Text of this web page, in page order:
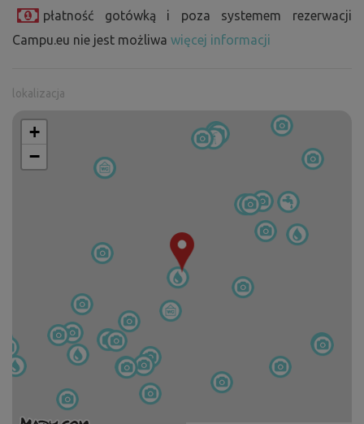
płatność gotówką i poza systemem rezerwacji
Campu.eu nie jest możliwa więcej informacji
lokalizacja
+
−